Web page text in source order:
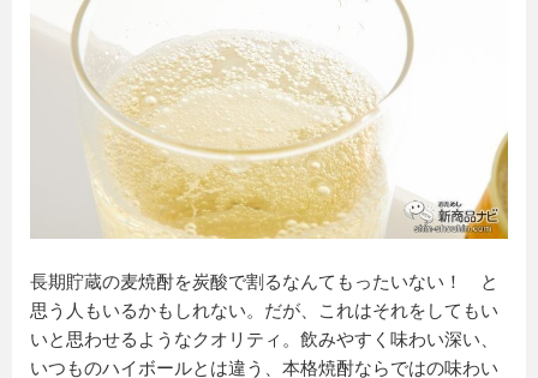
長期貯蔵の麦焼酎を炭酸で割るなんてもったいない！ と
思う人もいるかもしれない。だが、これはそれをしてもい
いと思わせるようなクオリティ。飲みやすく味わい深い、
いつものハイボールとは違う、本格焼酎ならではの味わい